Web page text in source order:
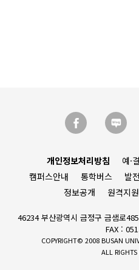
개인정보처리방침 예·
캠퍼스안내
통학버스 발
정보공개
원격지원
46234 부산광역시 금정구 금샘로
FAX :
COPYRIGHT© 2008 BUSAN
ALL RIGHTS